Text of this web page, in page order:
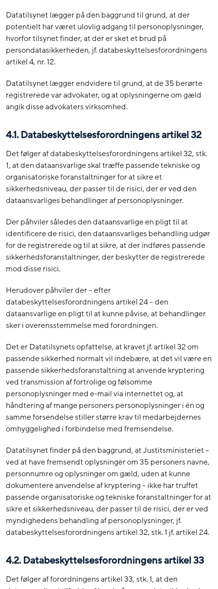
Datatilsynet lægger på den baggrund til grund, at der
potentielt har været ulovlig adgang til personoplysninger,
hvorfor tilsynet finder, at der er sket et brud på
persondatasikkerheden, jf. databeskyttelsesforordningens
artikel 4, nr. 12.
Datatilsynet lægger endvidere til grund, at de 35 berørte
registrerede var advokater, og at oplysningerne om gæld
angik disse advokaters virksomhed.
4.1. Databeskyttelsesforordningens artikel 32
Det følger af databeskyttelsesforordningens artikel 32, stk.
1, at den dataansvarlige skal træffe passende tekniske og
organisatoriske foranstaltninger for at sikre et
sikkerhedsniveau, der passer til de risici, der er ved den
dataansvarliges behandlinger af personoplysninger.
Der påhviler således den dataansvarlige en pligt til at
identificere de risici, den dataansvarliges behandling udgør
for de registrerede og til at sikre, at der indføres passende
sikkerhedsforanstaltninger, der beskytter de registrerede
mod disse risici.
Herudover påhviler der – efter
databeskyttelsesforordningens artikel 24 – den
dataansvarlige en pligt til at kunne påvise, at behandlinger
sker i overensstemmelse med forordningen.
Det er Datatilsynets opfattelse, at kravet jf. artikel 32 om
passende sikkerhed normalt vil indebære, at det vil være en
passende sikkerhedsforanstaltning at anvende kryptering
ved transmission af fortrolige og følsomme
personoplysninger med e-mail via internettet og, at
håndtering af mange personers personoplysninger i én og
samme forsendelse stiller større krav til medarbejdernes
omhyggelighed i forbindelse med fremsendelse.
Datatilsynet finder på den baggrund, at Justitsministeriet –
ved at have fremsendt oplysninger om 35 personers navne,
personnumre og oplysninger om gæld, uden at kunne
dokumentere anvendelse af kryptering – ikke har truffet
passende organisatoriske og tekniske foranstaltninger for at
sikre et sikkerhedsniveau, der passer til de risici, der er ved
myndighedens behandling af personoplysninger, jf.
databeskyttelsesforordningens artikel 32, stk. 1 jf. artikel 24.
4.2. Databeskyttelsesforordningens artikel 33
Det følger af forordningens artikel 33, stk. 1, at den